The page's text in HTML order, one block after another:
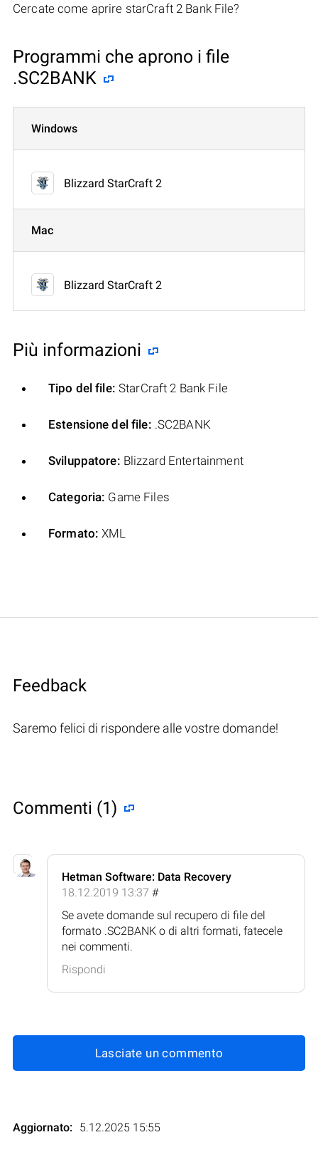
Cercate come aprire starCraft 2 Bank File?
Programmi che aprono i file
.SC2BANK
Windows
Blizzard StarCraft 2
Mac
Blizzard StarCraft 2
Più informazioni
Tipo del file: StarCraft 2 Bank File
Estensione del file: .SC2BANK
Sviluppatore: Blizzard Entertainment
Categoria: Game Files
Formato: XML
Feedback
Saremo felici di rispondere alle vostre domande!
Commenti (1)
Hetman Software: Data Recovery
18.12.2019 13:37 #
Se avete domande sul recupero di file del
formato .SC2BANK o di altri formati, fatecele
nei commenti.
Rispondi
Lasciate un commento
Aggiornato: 5.12.2025 15:55